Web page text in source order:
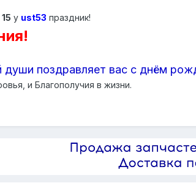
у ust53 праздник!
души поздравляет вас с днём
и Благополучия в жизни.